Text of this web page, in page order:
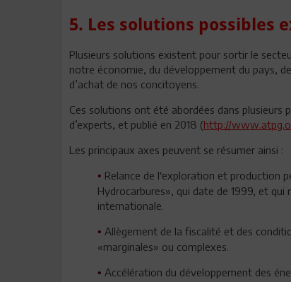
5. Les solutions possibles
Plusieurs solutions existent pour sortir le
notre économie, du développement du pays,
d’achat de nos concitoyens.
Ces solutions ont été abordées dans plusieurs
d’experts, et publié en 2018 (http://
Les principaux axes peuvent se résumer ainsi :
• Relance de l‘exploration et production
Hydrocarbures», qui date de 1999, et
internationale.
• Allègement de la fiscalité et des
«marginales» ou complexes.
• Accélération du développement des